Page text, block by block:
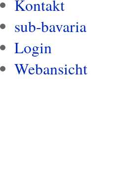
Kontakt
sub-bavaria
Login
Webansicht